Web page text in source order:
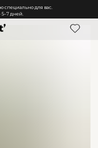
специально для вас.
дней.